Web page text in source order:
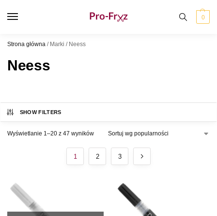
0
Strona główna / Marki / Neess
Neess
SHOW FILTERS
Wyświetlanie 1–20 z 47 wyników
1 2 3